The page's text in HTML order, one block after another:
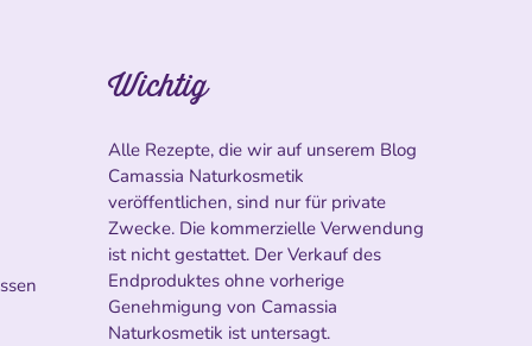
Wichtig
Alle Rezepte, die wir auf unserem Blog
Camassia Naturkosmetik
veröffentlichen, sind nur für private
Zwecke. Die kommerzielle Verwendung
ist nicht gestattet. Der Verkauf des
Endproduktes ohne vorherige
Genehmigung von Camassia
Naturkosmetik ist untersagt.